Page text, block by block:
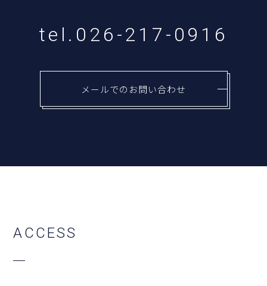
tel.026-217-0916
メールでのお問い合わせ
ACCESS